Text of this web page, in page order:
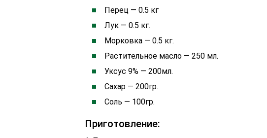
Перец — 0.5 кг
Лук — 0.5 кг.
Морковка — 0.5 кг.
Растительное масло — 250 мл.
Уксус 9% — 200мл.
Сахар — 200гр.
Соль — 100гр.
Приготовление: